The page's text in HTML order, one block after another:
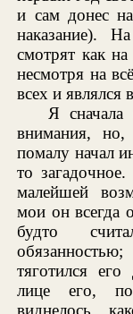
и сам донес
наказание).
смотрят как
несмотря на
всех и являлся
Я сначала
внимания,
помалу начал
то
малейшей
мои он всегда
будто
тяготился
лице его,
виднелось